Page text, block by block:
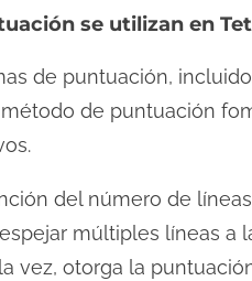
se utilizan en
de puntuación,
método de puntuación
del número de
múltiples líneas a
vez, otorga la